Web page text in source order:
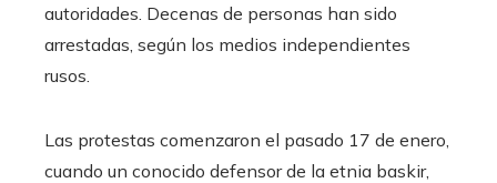
autoridades. Decenas de personas han sido
arrestadas, según los medios independientes
rusos.
Las protestas comenzaron el pasado 17 de enero,
cuando un conocido defensor de la etnia baskir,